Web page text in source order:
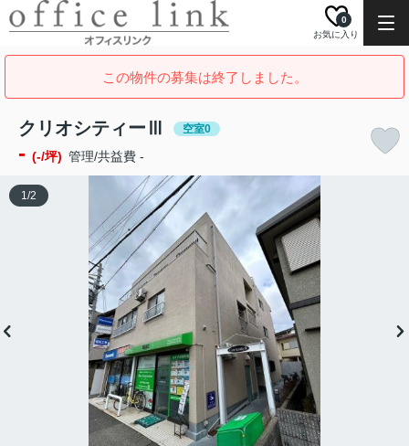
お気に入り
0
この物件の募集は終了しました。
クリオシティーⅢ 空室0
- (-/坪) 管理/共益費 -
1/2